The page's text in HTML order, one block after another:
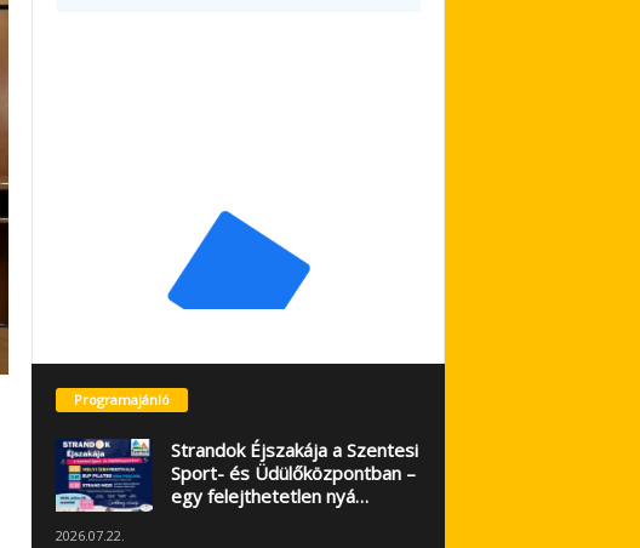
Programajánló
Strandok Éjszakája a Szentesi
Sport- és Üdülőközpontban –
egy felejthetetlen nyá…
2026.07.22.